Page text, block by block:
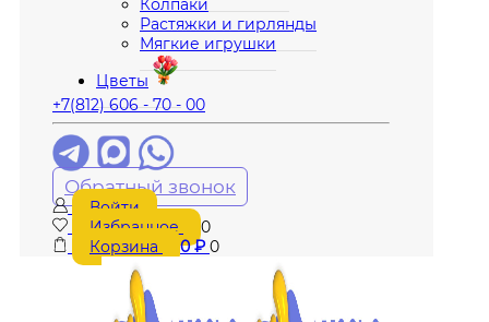
Колпаки
Растяжки и гирлянды
Мягкие игрушки
Цветы
+7(812) 606 - 70 - 00
Обратный звонок
Войти
Избранное
0
Корзина
0₽ 0